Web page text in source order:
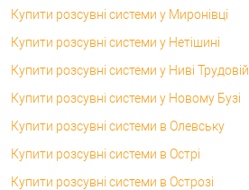
Купити розсувні системи у Миронівці
Купити розсувні системи у Нетішині
Купити розсувні системи у Ниві Трудовій
Купити розсувні системи у Новому Бузі
Купити розсувні системи в Олевську
Купити розсувні системи в Острі
Купити розсувні системи в Острозі